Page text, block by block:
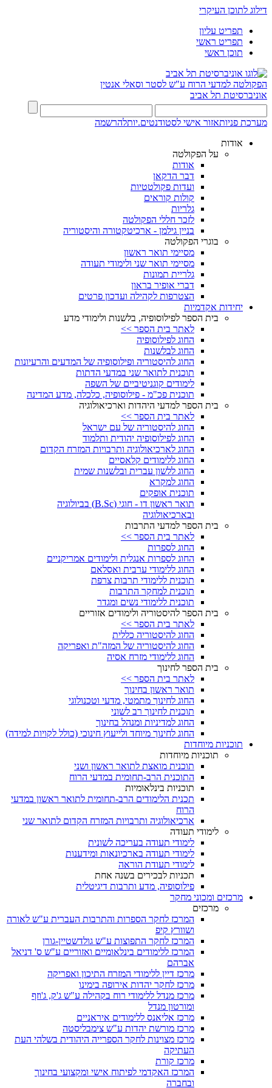
דילוג לתוכן העיקרי
תפריט עליון
תפריט ראשי
תוכן ראשי
הפקולטה למדעי הרוח ע"ש לסטר וסאלי אנטין
אוניברסיטת תל אביב
מערכת פניותאזור אישי לסטודנטים.יותלהרשמה
אודות
על הפקולטה
אודות
דבר הדקאן
ועדות פקולטטיות
קולות קוראים
גלריות
לזכר חללי הפקולטה
בניין גילמן - ארכיטקטורה והיסטוריה
בוגרי הפקולטה
מסיימי תואר ראשון
מסיימי תואר שני ולימודי תעודה
גלריית תמונות
דברי אופיר בראון
הצטרפות לקהילה ועדכון פרטים
יחידות אקדמיות
בית הספר לפילוסופיה, בלשנות ולימודי מדע
לאתר בית הספר >>
החוג לפילוסופיה
החוג לבלשנות
החוג להיסטוריה ופילוסופיה של המדעים והרעיונות
תוכנית לתואר שני במדעי הדתות
לימודים קוגניטיביים של השפה
תוכנית פכ"מ - פילוסופיה, כלכלה, מדע המדינה
בית הספר למדעי היהדות וארכיאולוגיה
לאתר בית הספר >>
החוג להיסטוריה של עם ישראל
החוג לפילוסופיה יהודית ותלמוד
החוג לארכיאולוגיה ותרבויות המזרח הקדום
החוג ללימודים קלאסיים
החוג ללשון עברית ובלשנות שמית
החוג למקרא
תוכנית אופקים
תואר ראשון דו - חוגי (B.Sc) בביולוגיה
ובארכיאולוגיה
בית הספר למדעי התרבות
לאתר בית הספר >>
החוג לספרות
החוג לספרות אנגלית ולימודים אמריקניים
החוג ללימודי ערבית ואסלאם
תוכנית ללימודי תרבות צרפת
תוכנית למחקר התרבות
תוכנית ללימודי נשים ומגדר
בית הספר להיסטוריה ולימודים אזוריים
לאתר בית הספר >>
החוג להיסטוריה כללית
החוג להיסטוריה של המזה"ת ואפריקה
החוג ללימודי מזרח אסיה
בית הספר לחינוך
לאתר בית הספר >>
תואר ראשון בחינוך
החוג לחינוך מתמטי, מדעי וטכנולוגי
תוכנית לחינוך רב לשוני
החוג למדיניות ומנהל בחינוך
החוג לחינוך מיוחד ולייעוץ חינוכי (כולל לקויות למידה)
תוכניות מיוחדות
תוכניות מיוחדות
תוכנית מואצת לתואר ראשון ושני
התוכנית הרב-תחומית במדעי הרוח
תוכניות בינלאומיות
תכנית הלימודים הרב-תחומית לתואר ראשון במדעי
הרוח
ארכיאולוגיה ותרבויות המזרח הקדום לתואר שני
לימודי תעודה
לימודי תעודה בעריכה לשונית
לימודי תעודה בארכיונאות ומידענות
לימודי תעודת הוראה
תכניות לבכירים בשנה אחת
פילוסופיה, מדע ותרבות דיגיטלית
מרכזים ומכוני מחקר
מרכזים
המרכז לחקר הספרות והתרבות העברית ע"ש לאורה
ושוורץ קיפ
המרכז לחקר התפוצות ע"ש גולדשטיין-גורן
המרכז ללימודים בינלאומיים ואזוריים ע"ש ס' דניאל
אברהם
מרכז דיין ללימודי המזרח התיכון ואפריקה
מרכז לחקר יהדות אירופה בימינו
מרכז מנדל ללימודי רוח בקהילה ע"ש ג'ק, ג'וזף
ומורטון מנדל
מרכז אליאנס ללימודים איראניים
מרכז מורשת יהדות ע"ש צימבליסטה
מרכז מצוינות לחקר הספרייה היהודית בשלהי העת
העתיקה
מרכז קורת
המרכז האקדמי לפיתוח אישי ומקצועי בחינוך
ובחברה